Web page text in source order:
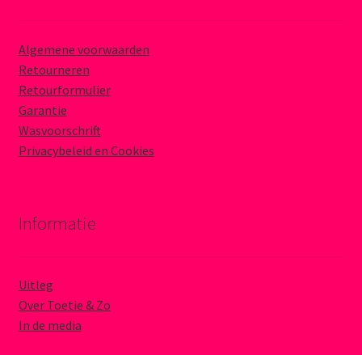
Algemene voorwaarden
Retourneren
Retourformulier
Garantie
Wasvoorschrift
Privacybeleid en Cookies
Informatie
Uitleg
Over Toetie & Zo
In de media